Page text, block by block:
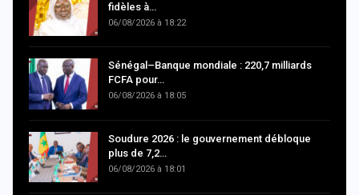
fidèles à…
06/08/2026 à 18:22
Sénégal–Banque mondiale : 220,7 milliards
FCFA pour…
06/08/2026 à 18:05
Soudure 2026 : le gouvernement débloque
plus de 7,2…
06/08/2026 à 18:01